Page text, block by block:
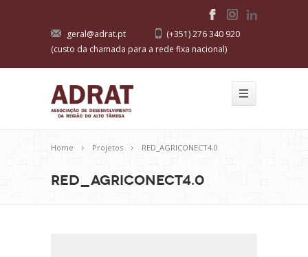
geral@adrat.pt
(+351) 276 340 920
(custo da chamada para a rede fixa nacional)
Home Projetos RED_AGRICONECT4.0
RED_AGRICONECT4.0